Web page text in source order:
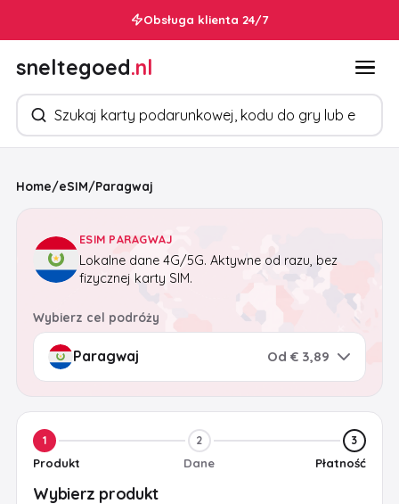
Obsługa klienta 24/7
sneltegoed.nl
Szukaj produktów
Home/eSIM/Paragwaj
ESIM PARAGWAJ
Lokalne dane 4G/5G. Aktywne od razu, bez
fizycznej karty SIM.
Wybierz cel podróży
Od € 3,89
1
Produkt
2
Dane
3
Płatność
Wybierz produkt